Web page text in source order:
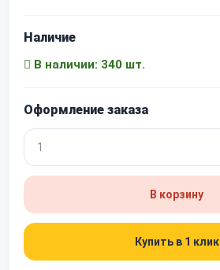
Наличие
В наличии: 340 шт.
Оформление заказа
В корзину
Купить в 1 клик